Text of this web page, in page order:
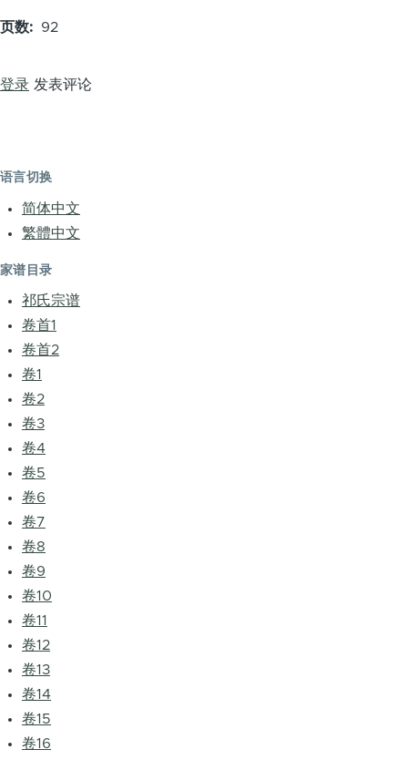
页数 92
登录 发表评论
语言切换
简体中文
繁體中文
家谱目录
祁氏宗谱
卷首1
卷首2
卷1
卷2
卷3
卷4
卷5
卷6
卷7
卷8
卷9
卷10
卷11
卷12
卷13
卷14
卷15
卷16